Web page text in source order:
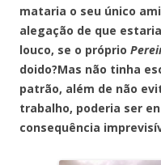
mataria o seu único
alegação de que
louco, se o próprio
doido?Mas não tinha
patrão, além de não
trabalho, poderia ser
consequência